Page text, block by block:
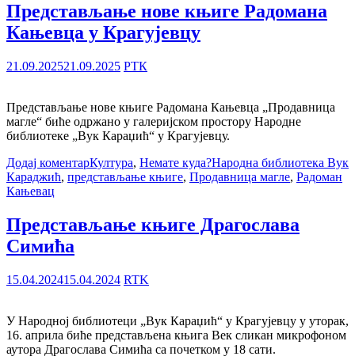
Представљање нове књиге Радомана
Кањевца у Крагујевцу
21.09.202521.09.2025 РТК
Представљање нове књиге Радомана Кањевца „Продавница
магле“ биће одржано у галеријском простору Народне
библиотеке „Вук Караџић“ у Крагујевцу.
Додај коментарКултура, Немате куда?Народна библиотека Вук
Караджић, представљање књиге, Продавница магле, Радоман
Кањевац
Представљање књиге Драгослава
Симића
15.04.202415.04.2024 RTK
У Народној библиотеци „Вук Караџић“ у Крагујевцу у уторак,
16. априла биће представљена књига Век сликан микрофоном
аутора Драгослава Симића са почетком у 18 сати.